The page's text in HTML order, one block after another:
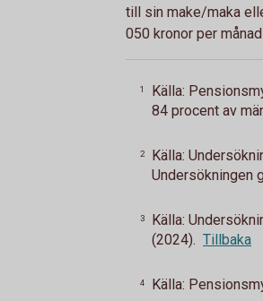
till sin make/maka
050 kronor per
1
Källa:
84 procent av
2
Källa:
Undersökningen
3
Källa:
(2024). Tillbaka
4 Källa: